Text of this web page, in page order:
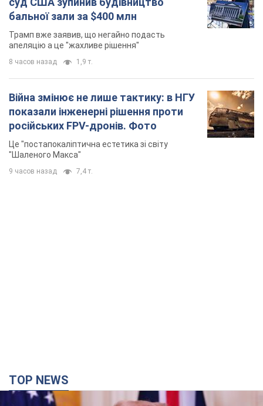
бальної зали за $400 млн
Трамп вже заявив, що негайно подасть
апеляцію а це "жахливе рішення"
8 часов назад 1,9 т.
Війна змінює не лише тактику: в НГУ
показали інженерні рішення проти
російських FPV-дронів. Фото
Це "постапокаліптична естетика зі світу
"Шаленого Макса"
9 часов назад 7,4 т.
TOP NEWS